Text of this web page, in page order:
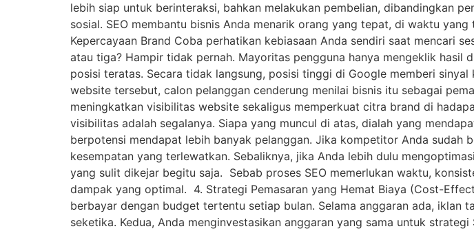
lebih siap untuk berinteraksi, bahkan melakukan pembelian, dibandingkan
sosial. SEO membantu bisnis Anda menarik orang yang tepat, di waktu
Kepercayaan Brand Coba perhatikan kebiasaan Anda sendiri saat mencari
atau tiga? Hampir tidak pernah. Mayoritas pengguna hanya mengeklik
posisi teratas. Secara tidak langsung, posisi tinggi di Google memberi
website tersebut, calon pelanggan cenderung menilai bisnis itu sebagai
meningkatkan visibilitas website sekaligus memperkuat citra brand di
visibilitas adalah segalanya. Siapa yang muncul di atas, dialah yang
berpotensi mendapat lebih banyak pelanggan. Jika kompetitor Anda sudah
kesempatan yang terlewatkan. Sebaliknya, jika Anda lebih dulu
yang sulit dikejar begitu saja. Sebab proses SEO memerlukan waktu,
dampak yang optimal. 4. Strategi Pemasaran yang Hemat Biaya (Cost-
berbayar dengan budget tertentu setiap bulan. Selama anggaran ada,
seketika. Kedua, Anda menginvestasikan anggaran yang sama untuk